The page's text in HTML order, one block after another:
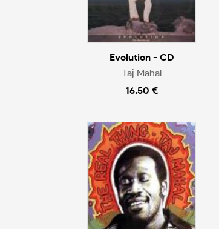
Evolution - CD
Taj Mahal
16.50 €